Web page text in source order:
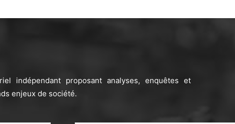
indépendant proposant analyses, enquêtes et
enjeux de société.